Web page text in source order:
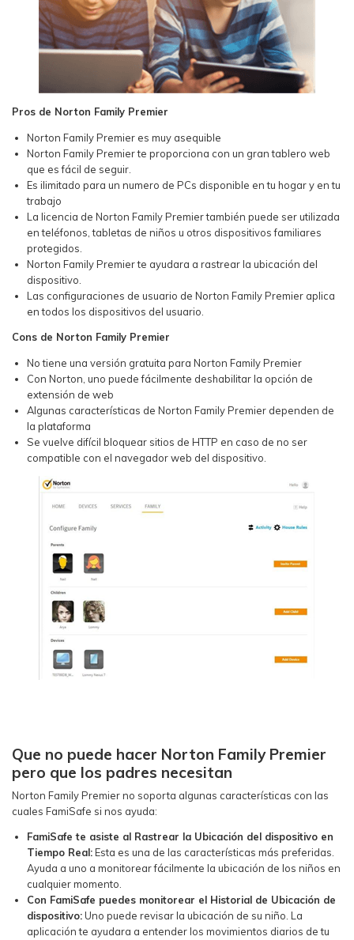
Pros de Norton Family Premier
Norton Family Premier es muy asequible
Norton Family Premier te proporciona con un gran tablero web
que es fácil de seguir.
Es ilimitado para un numero de PCs disponible en tu hogar y en tu
trabajo
La licencia de Norton Family Premier también puede ser utilizada
en teléfonos, tabletas de niños u otros dispositivos familiares
protegidos.
Norton Family Premier te ayudara a rastrear la ubicación del
dispositivo.
Las configuraciones de usuario de Norton Family Premier aplica
en todos los dispositivos del usuario.
Cons de Norton Family Premier
No tiene una versión gratuita para Norton Family Premier
Con Norton, uno puede fácilmente deshabilitar la opción de
extensión de web
Algunas características de Norton Family Premier dependen de
la plataforma
Se vuelve difícil bloquear sitios de HTTP en caso de no ser
compatible con el navegador web del dispositivo.
Que no puede hacer Norton Family Premier
pero que los padres necesitan
Norton Family Premier no soporta algunas características con las
cuales FamiSafe si nos ayuda:
FamiSafe te asiste al Rastrear la Ubicación del dispositivo en
Tiempo Real: Esta es una de las características más preferidas.
Ayuda a uno a monitorear fácilmente la ubicación de los niños en
cualquier momento.
Con FamiSafe puedes monitorear el Historial de Ubicación de
dispositivo: Uno puede revisar la ubicación de su niño. La
aplicación te ayudara a entender los movimientos diarios de tu